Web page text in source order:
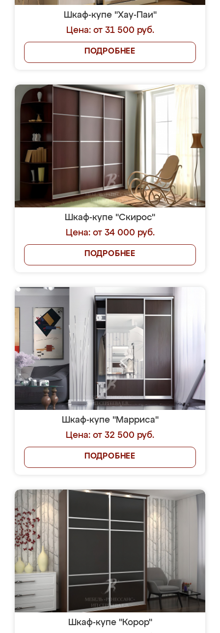
Шкаф-купе "Хау-Паи"
Цена: от 31 500 руб.
ПОДРОБНЕЕ
Шкаф-купе "Скирос"
Цена: от 34 000 руб.
ПОДРОБНЕЕ
Шкаф-купе "Марриса"
Цена: от 32 500 руб.
ПОДРОБНЕЕ
Шкаф-купе "Корор"